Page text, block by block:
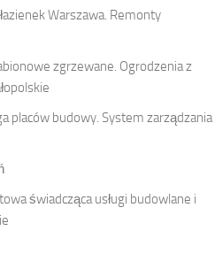
Warszawa. Remonty
zgrzewane. Ogrodzenia z
placów budowy. System zarządzania
świadcząca usługi budowlane i